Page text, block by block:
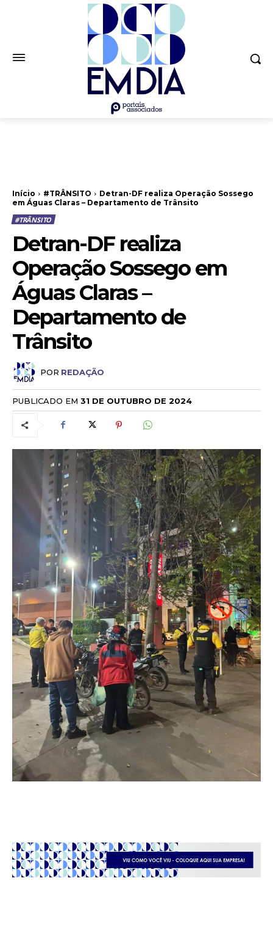
Início #TRÂNSITO
Detran-DF realiza Operação Sossego
em Águas Claras – Departamento de Trânsito
#TRÂNSITO
Detran-DF realiza
Operação Sossego em
Águas Claras –
Departamento de
Trânsito
POR REDAÇÃO
PUBLICADO EM 31 DE OUTUBRO DE 2024